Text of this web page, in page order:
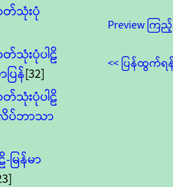
တ်သုံးပုံ
သုံးပုံပါဠိ
ပြန်[32]
သုံးပုံပါဠိ
ပ်ဘာသာ
ြန်မာ
Preview ကြ
<< ပြန်ထွက်ရ